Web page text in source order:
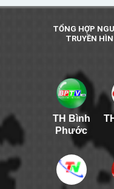
TỔNG HỢP
TRUYỀN
TH Bình
Phước